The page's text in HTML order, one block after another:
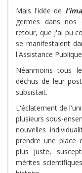
Mais l'idée de
germes dans nos
retour, que j'ai pu
se manifestaient
l'Assistance
Néanmoins tous
déchus de leur
subsistait.
L'éclatement de
plusieurs sous-
nouvelles
prendre une place
plus juste,
mérites